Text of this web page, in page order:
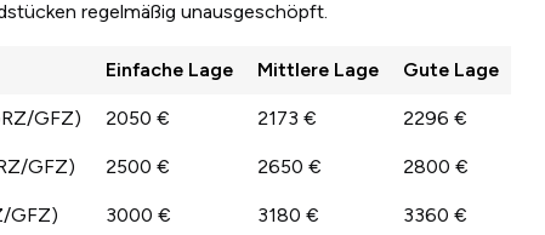
regelmäßig unausgeschöpft.
Einfache Lage Mittlere Lage Gute Lage
GFZ) 2050 € 2173 € 2296 €
GFZ) 2500 € 2650 € 2800 €
GFZ) 3000 € 3180 € 3360 €